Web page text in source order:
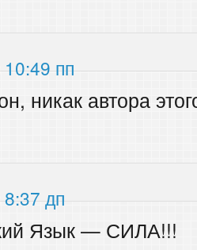
пп
никак автора
дп
Язык — СИЛА!!!